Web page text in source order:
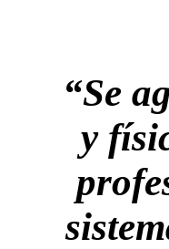
“Se
y